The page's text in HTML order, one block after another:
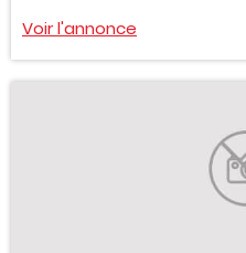
Voir l'annonce